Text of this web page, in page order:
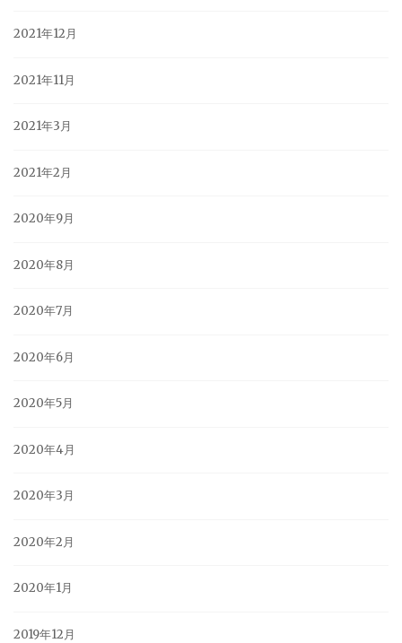
2021年12月
2021年11月
2021年3月
2021年2月
2020年9月
2020年8月
2020年7月
2020年6月
2020年5月
2020年4月
2020年3月
2020年2月
2020年1月
2019年12月